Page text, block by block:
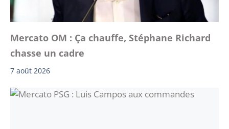
Mercato OM : Ça chauffe, Stéphane Richard
chasse un cadre
7 août 2026